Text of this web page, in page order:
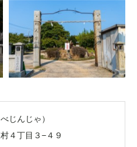
じんじゃ）
４丁目３−４９